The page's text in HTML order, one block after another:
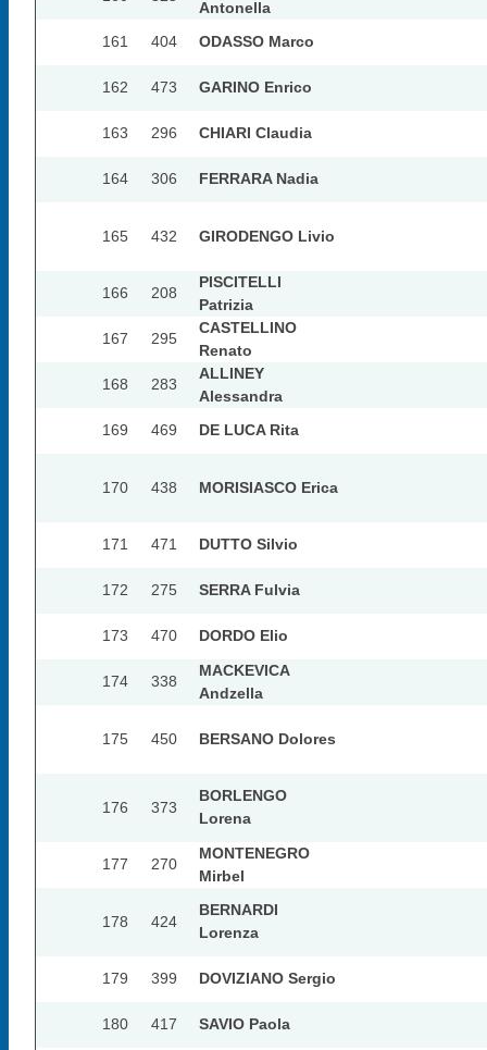
Antonella
161
404 ODASSO Marco
162 473 GARINO Enrico
163 296 CHIARI Claudia
164 306 FERRARA Nadia
165 432 GIRODENGO Livio
166 208
PISCITELLI
Patrizia
167
295
CASTELLINO
Renato
168
283
ALLINEY
Alessandra
169
469 DE LUCA Rita
170 438 MORISIASCO Erica
171 471 DUTTO Silvio
172 275 SERRA Fulvia
173 470 DORDO Elio
174 338
MACKEVICA
Andzella
175 450 BERSANO Dolores
176 373
BORLENGO
Lorena
177 270
MONTENEGRO
Mirbel
178 424
BERNARDI
Lorenza
179 399 DOVIZIANO Sergio
180 417 SAVIO Paola